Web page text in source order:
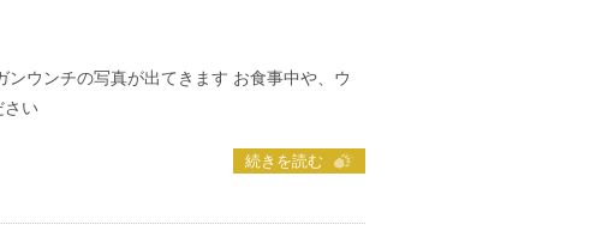
ウンチの写真が出てきます お食事中や、ウ
ださい
続きを読む